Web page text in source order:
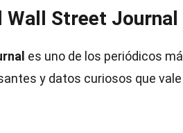
Wall Street Journal
es uno de los periódicos
y datos curiosos que vale